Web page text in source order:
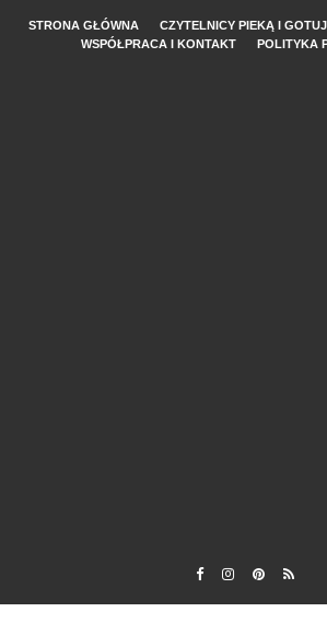
STRONA GŁÓWNA CZYTELNICY PIEKĄ I
WSPÓŁPRACA I KONTAKT
POLITYKA